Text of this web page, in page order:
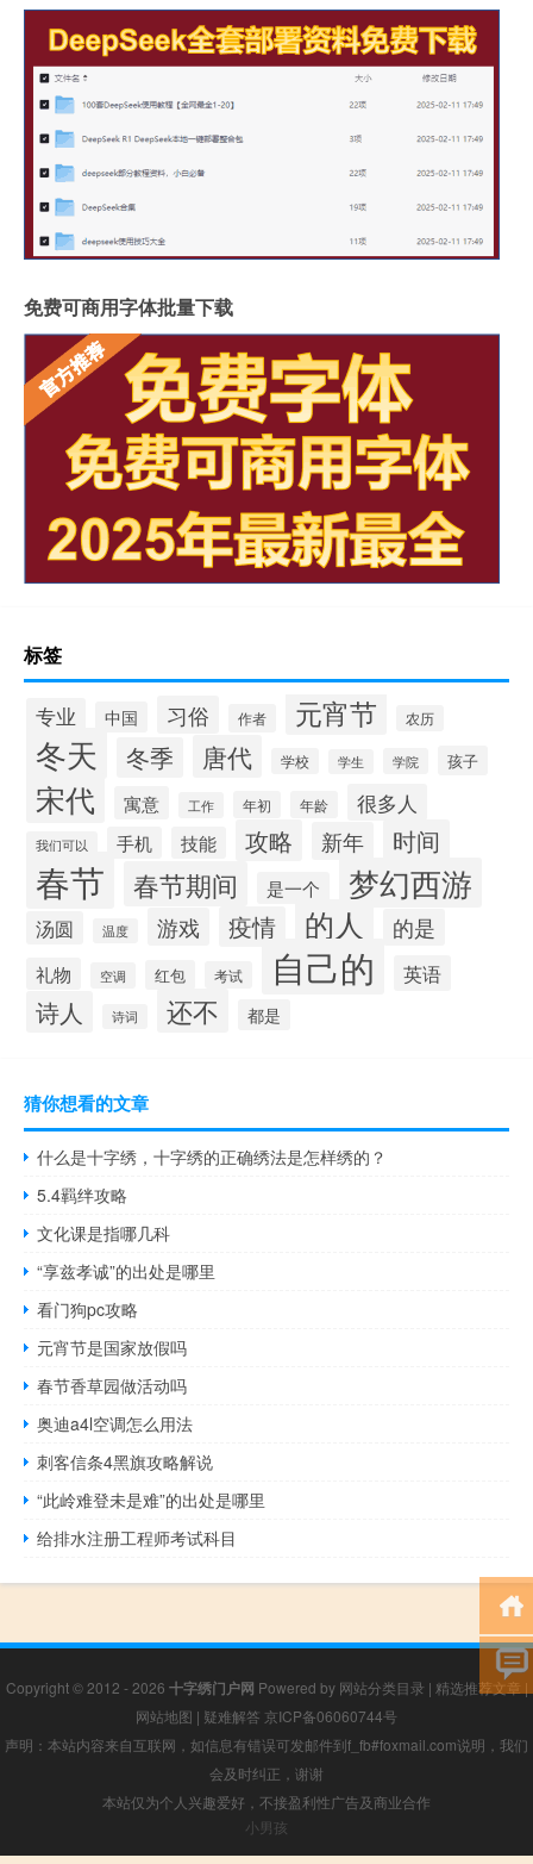
免费可商用字体批量下载
标签
专业 中国 习俗 作者 元宵节 农历
冬天 冬季 唐代 学校 学生 学院 孩子
宋代 寓意 工作 年初 年龄 很多人
我们可以 手机 技能 攻略 新年 时间
春节 春节期间 是一个 梦幻西游
汤圆 温度 游戏 疫情 的人 的是
礼物 空调 红包 考试 自己的 英语
诗人 诗词 还不 都是
猜你想看的文章
什么是十字绣，十字绣的正确绣法是怎样绣的？
5.4羁绊攻略
文化课是指哪几科
“享兹孝诚”的出处是哪里
看门狗pc攻略
元宵节是国家放假吗
春节香草园做活动吗
奥迪a4l空调怎么用法
刺客信条4黑旗攻略解说
“此岭难登未是难”的出处是哪里
给排水注册工程师考试科目
Copyright © 2012 - 2026 十字绣门户网 Powered by 网站分类目录 | 精选推荐文章 |
网站地图 | 疑难解答 京ICP备06060744号
声明：本站内容来自互联网，如信息有错误可发邮件到f_fb#foxmail.com说明，我们
会及时纠正，谢谢
本站仅为个人兴趣爱好，不接盈利性广告及商业合作
小男孩